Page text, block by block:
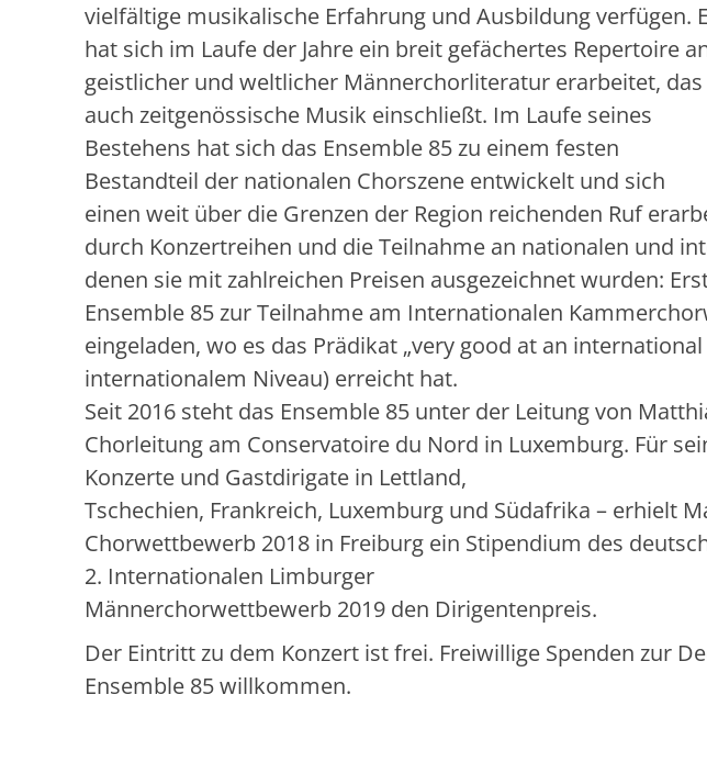
vielfältige musikalische Erfahrung und Ausbildung verfügen.
hat sich im Laufe der Jahre ein breit gefächertes Repertoire
geistlicher und weltlicher Männerchorliteratur erarbeitet, das
auch zeitgenössische Musik einschließt. Im Laufe seines
Bestehens hat sich das Ensemble 85 zu einem festen
Bestandteil der nationalen Chorszene entwickelt und sich
einen weit über die Grenzen der Region reichenden Ruf
durch Konzertreihen und die Teilnahme an nationalen und
denen sie mit zahlreichen Preisen ausgezeichnet wurden:
Ensemble 85 zur Teilnahme am Internationalen
eingeladen, wo es das Prädikat „very good at an
internationalem Niveau) erreicht hat.
Seit 2016 steht das Ensemble 85 unter der Leitung von
Chorleitung am Conservatoire du Nord in Luxemburg. Für
Konzerte und Gastdirigate in Lettland,
Tschechien, Frankreich, Luxemburg und Südafrika – erhielt
Chorwettbewerb 2018 in Freiburg ein Stipendium des
2. Internationalen Limburger
Männerchorwettbewerb 2019 den Dirigentenpreis.
Der Eintritt zu dem Konzert ist frei. Freiwillige Spenden zur
Ensemble 85 willkommen.